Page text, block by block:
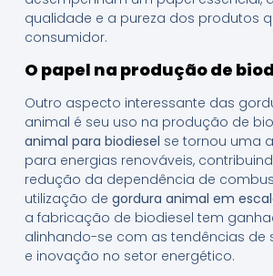
qualidade e a pureza dos produtos
consumidor.
O papel na produção de
Outro aspecto interessante das
animal é seu uso na produção de
animal para biodiesel se tornou uma
para energias renováveis,
redução da dependência de
utilização de gordura animal em
a fabricação de biodiesel tem
alinhando-se com as tendências de
e inovação no setor energético.